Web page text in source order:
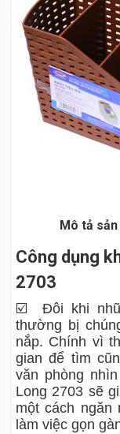
Mô tả
Công dụng
2703
☑️ Đôi khi
thường bị
nắp. Chính vì
gian để tìm
văn phòng
Long 2703 sẽ
một cách ngăn
làm việc gọn